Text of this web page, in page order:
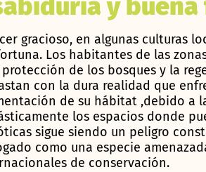
y
gracioso, en algunas culturas
Los habitantes de las
de los bosques y la
con la dura realidad que
de su hábitat ,debido a
los espacios donde
sigue siendo un peligro
como una especie
de conservación.